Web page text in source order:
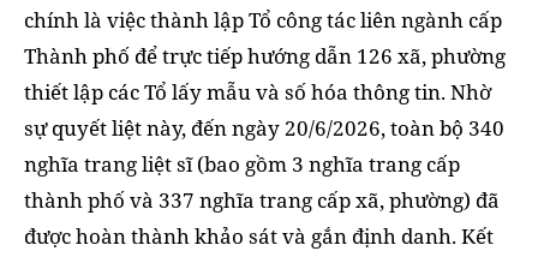
chính là việc thành lập Tổ công tác liên ngành cấp
Thành phố để trực tiếp hướng dẫn 126 xã, phường
thiết lập các Tổ lấy mẫu và số hóa thông tin. Nhờ
sự quyết liệt này, đến ngày 20/6/2026, toàn bộ 340
nghĩa trang liệt sĩ (bao gồm 3 nghĩa trang cấp
thành phố và 337 nghĩa trang cấp xã, phường) đã
được hoàn thành khảo sát và gắn định danh. Kết